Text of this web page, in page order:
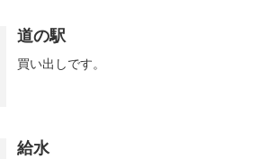
道の駅
買い出しです。
給水